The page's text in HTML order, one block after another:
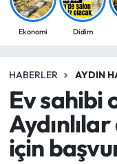
Ekonomi Didim
HABERLER AYDIN
Ev sahibi
için
ÇEVRE
EĞİTİM
EKONOMİ
GÜNCEL
Aydin Namaz
Süper Lig
Tüm Manşetler
Son Dakika